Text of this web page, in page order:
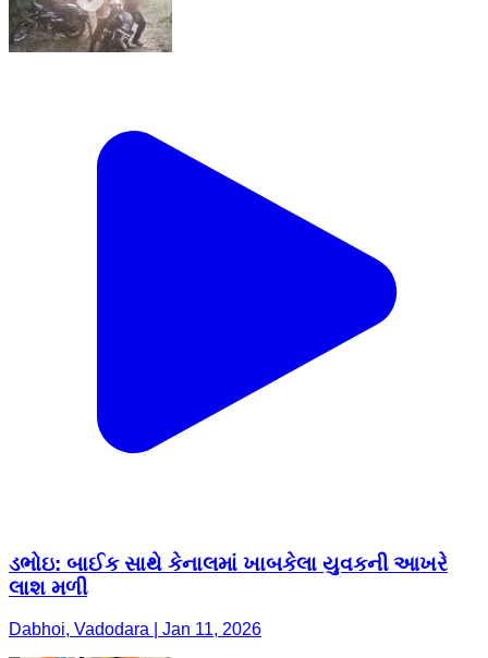
ડભોઇ: બાઈક સાથે કેનાલમાં ખાબકેલા યુવકની આખરે
લાશ મળી
Dabhoi, Vadodara | Jan 11, 2026